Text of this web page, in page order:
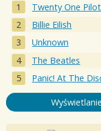
Twenty One
Billie Eilish
Unknown
The Beatles
Panic! At The